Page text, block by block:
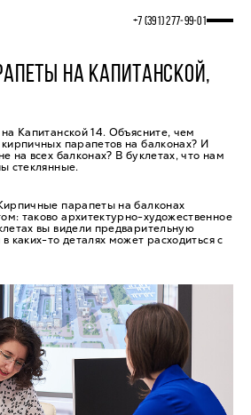
+7 (391) 277‒99‒01
НА КАПИТАНСКОЙ,
Капитанской 14. Объясните, чем
кирпичных парапетов на балконах? И
на всех балконах? В буклетах, что нам
стеклянные.
парапеты на балконах
таково архитектурно-художественное
вы видели предварительную
каких-то деталях может расходиться с